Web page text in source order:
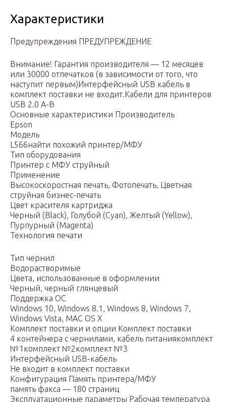
Характеристики
Предупреждения ПРЕДУПРЕЖДЕНИЕ
Внимание! Гарантия производителя — 12 месяцев
или 30000 отпечатков (в зависимости от того, что
наступит первым)Интерфейсный USB кабель в
комплект поставки не входит.Кабели для принтеров
USB 2.0 A-B
Основные характеристики Производитель
Epson
Модель
L566найти похожий принтер/МФУ
Тип оборудования
Принтер с МФУ струйный
Применение
Высокоскоростная печать, Фотопечать, Цветная
струйная бизнес-печать
Цвет красителя картриджа
Черный (Black), Голубой (Cyan), Желтый (Yellow),
Пурпурный (Magenta)
Технология печати
Тип чернил
Водорастворимые
Цвета, использованные в оформлении
Черный, черный глянцевый
Поддержка ОС
Windows 10, Windows 8.1, Windows 8, Windows 7,
Windows Vista, MAC OS X
Комплект поставки и опции Комплект поставки
4 контейнера с чернилами, кабель питаниякомплект
№1комплект №2комплект №3
Интерфейсный USB-кабель
Не входит в комплект поставки
Конфигурация Память принтера/МФУ
память факса — 180 страниц
Эксплуатационные параметры Рабочая температура